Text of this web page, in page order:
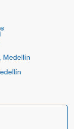
Medellín